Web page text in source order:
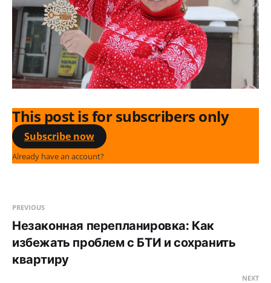
This post is for subscribers only
Subscribe now
Already have an account?
PREVIOUS
Незаконная перепланировка: Как
избежать проблем с БТИ и сохранить
квартиру
NEXT